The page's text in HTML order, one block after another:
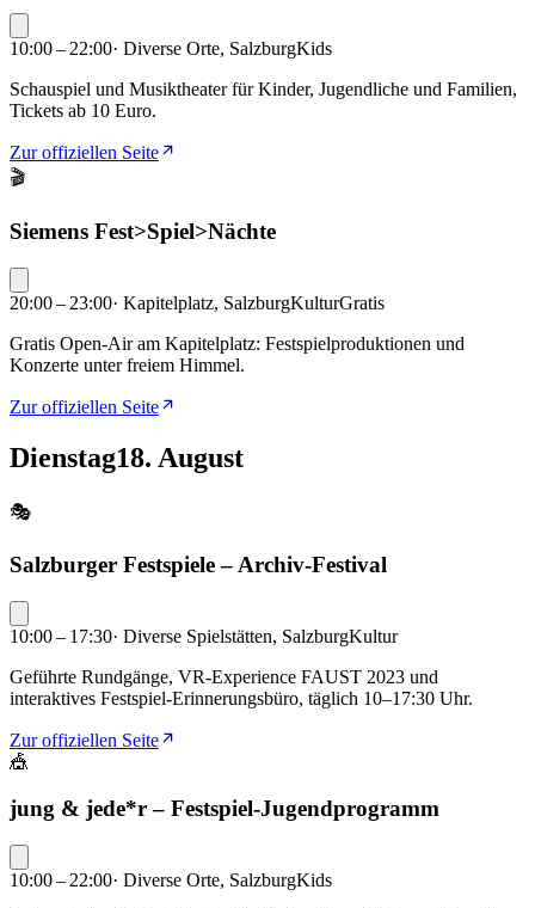
10:00 – 22:00· Diverse Orte, SalzburgKids
Schauspiel und Musiktheater für Kinder, Jugendliche und Familien,
Tickets ab 10 Euro.
Zur offiziellen Seite
🎬
Siemens Fest>Spiel>Nächte
20:00 – 23:00· Kapitelplatz, SalzburgKulturGratis
Gratis Open-Air am Kapitelplatz: Festspielproduktionen und
Konzerte unter freiem Himmel.
Zur offiziellen Seite
Dienstag18. August
🎭
Salzburger Festspiele – Archiv-Festival
10:00 – 17:30· Diverse Spielstätten, SalzburgKultur
Geführte Rundgänge, VR-Experience FAUST 2023 und
interaktives Festspiel-Erinnerungsbüro, täglich 10–17:30 Uhr.
Zur offiziellen Seite
🎪
jung & jede*r – Festspiel-Jugendprogramm
10:00 – 22:00· Diverse Orte, SalzburgKids